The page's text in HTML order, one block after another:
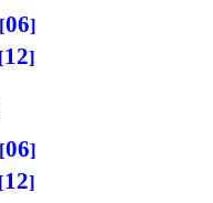
06
12
06
12